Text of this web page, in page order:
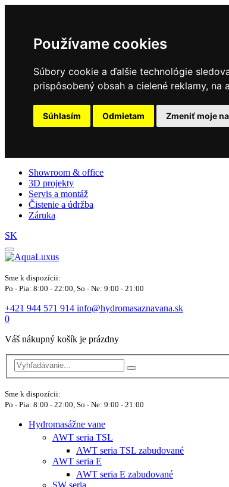
Používame cookies
Súbory cookie a ďalšie technológie
prispôsobený obsah a cielené reklamy,
Súhlasím Odmietam Zmeniť moje
Showroom & office
3D projekty
Servis a montáž
Čistenie a údržba
Záruka
SK
Sme k dispozícii:
Po - Pia: 8:00 - 22:00, So - Ne: 9:00 - 21:00
+421 944 571 914 info@hydromasaznavana.sk
0
Váš nákupný košík je prázdny
Sme k dispozícii:
Po - Pia: 8:00 - 22:00, So - Ne: 9:00 - 21:00
Hydromasážne vane
AWT seria TSL
AWT seria TSL zabudované
AWT seria E
AWT seria E zabudované